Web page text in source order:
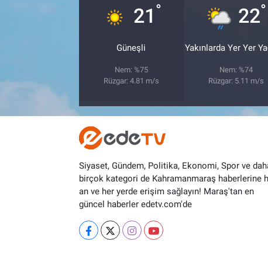
21 °
Güneşli
Nem: %75
Rüzgar: 4.81 m/s
22°
Yakınlarda Yer Yer
Nem: %74
Rüzgar: 5.11 m/s
Siyaset, Gündem, Politika, Ekonomi, Spor ve
birçok kategori de Kahramanmaraş haberlerine
an ve her yerde erişim sağlayın! Maraş'tan en
güncel haberler edetv.com'de